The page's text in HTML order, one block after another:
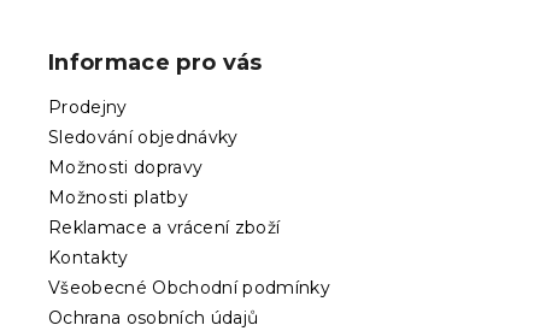
Informace pro vás
Prodejny
Sledování objednávky
Možnosti dopravy
Možnosti platby
Reklamace a vrácení zboží
Kontakty
Všeobecné Obchodní podmínky
Ochrana osobních údajů